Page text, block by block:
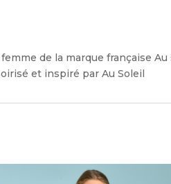
de la marque française
et inspiré par Au Soleil